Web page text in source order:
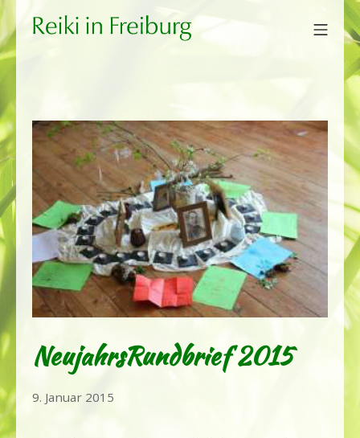
Zum
Inhalt
springen
NeujahrsRundbrief 2015
9. Januar 2015